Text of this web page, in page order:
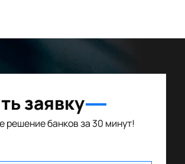
заявку
решение банков за 30 минут!